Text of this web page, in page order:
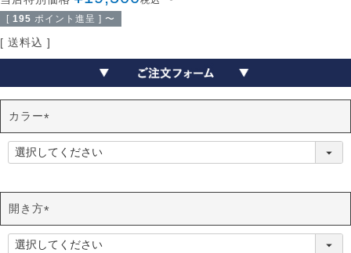
[ 195 ポイント進呈 ] 〜
送料込
カラー
(
必
開き方
(
必